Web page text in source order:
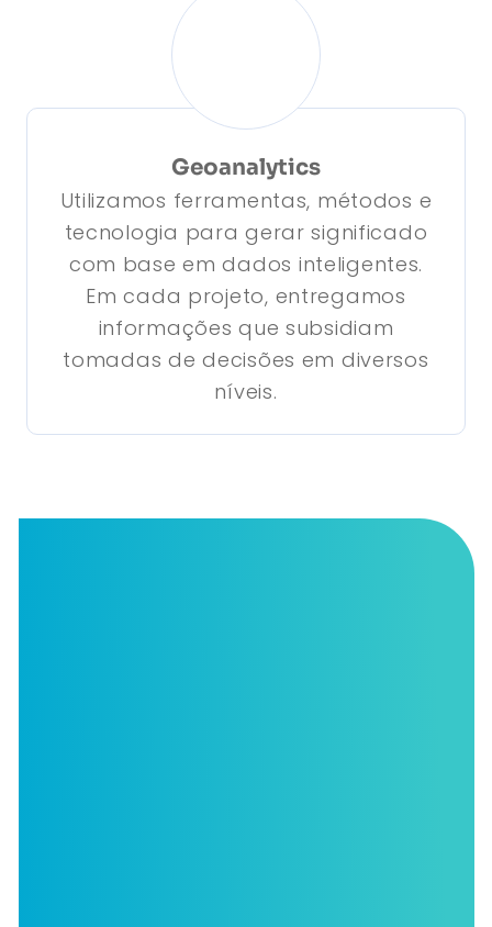
Geoanalytics
Utilizamos ferramentas, métodos e
tecnologia para gerar significado
com base em dados inteligentes.
Em cada projeto, entregamos
informações que subsidiam
tomadas de decisões em diversos
níveis.